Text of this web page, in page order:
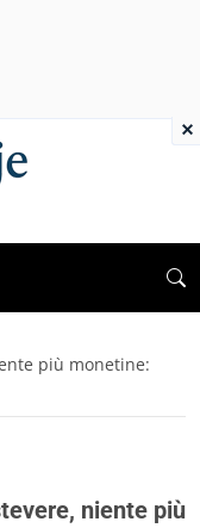
più monetine:
niente più
×